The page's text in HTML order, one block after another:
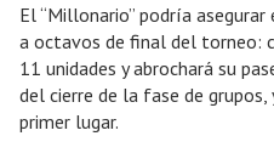
El “Millonario” podría
a octavos de final del torneo:
11 unidades y abrochará su
del cierre de la fase de grupos,
primer lugar.